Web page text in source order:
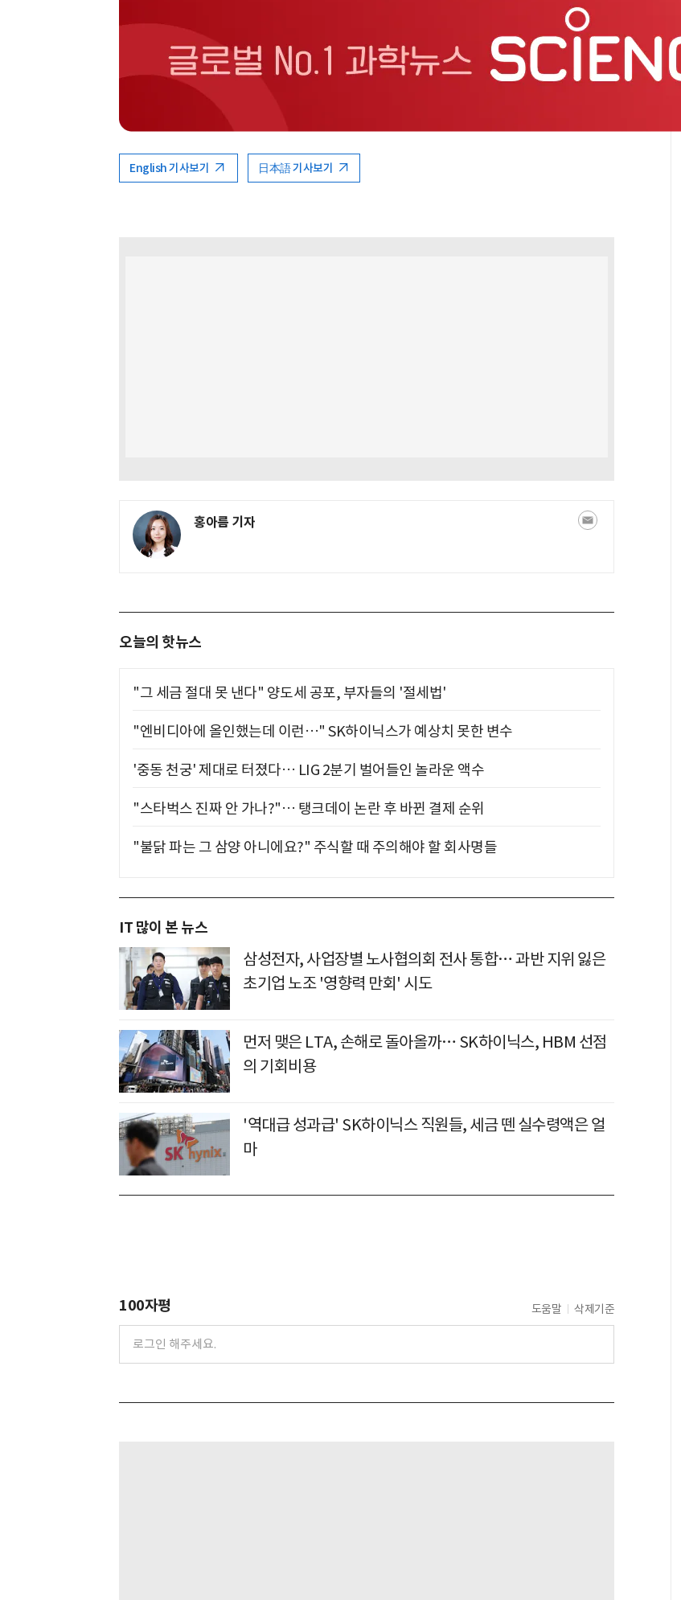
English 기사보기 日本語 기사보기
홍아름 기자
오늘의 핫뉴스
"그 세금 절대 못 낸다" 양도세 공포, 부자들의 '절세법'
"엔비디아에 올인했는데 이런…" SK하이닉스가 예상치 못한 변수
'중동 천궁' 제대로 터졌다… LIG 2분기 벌어들인 놀라운 액수
"스타벅스 진짜 안 가나?"… 탱크데이 논란 후 바뀐 결제 순위
"불닭 파는 그 삼양 아니에요?" 주식할 때 주의해야 할 회사명들
IT 많이 본 뉴스
삼성전자, 사업장별 노사협의회 전사 통합… 과반 지위 잃은
초기업 노조 '영향력 만회' 시도
먼저 맺은 LTA, 손해로 돌아올까… SK하이닉스, HBM 선점
의 기회비용
'역대급 성과급' SK하이닉스 직원들, 세금 뗀 실수령액은 얼
마
100자평 도움말 삭제기준